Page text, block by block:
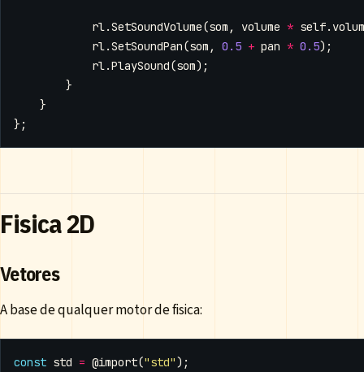
rl.SetSoundVolume(som , volume * self.
rl.SetSoundPan(som , 0.5 + pan * 0.5);
rl.PlaySound(som);
}
}
};
Fisica 2D
Vetores
A base de qualquer motor de fisica:
const std = @import("std");